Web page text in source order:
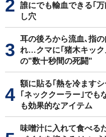
誰にでも輸血できる｢
し穴
耳の後ろから流血､指
れ…クマに｢猪木キック
の"数十秒間の死闘"
額に貼る｢熱を冷ます
｢ネッククーラー｣で
も効果的なアイテム
味噌汁に入れて食べる